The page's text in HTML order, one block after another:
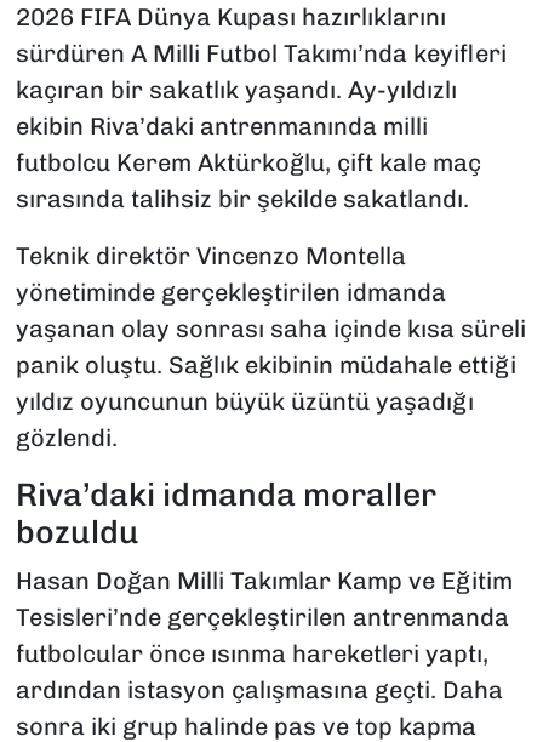
2026 FIFA Dünya Kupası hazırlıklarını
sürdüren A Milli Futbol Takımı’nda keyifleri
kaçıran bir sakatlık yaşandı. Ay-yıldızlı
ekibin Riva’daki antrenmanında milli
futbolcu Kerem Aktürkoğlu, çift kale maç
sırasında talihsiz bir şekilde sakatlandı.
Teknik direktör Vincenzo Montella
yönetiminde gerçekleştirilen idmanda
yaşanan olay sonrası saha içinde kısa süreli
panik oluştu. Sağlık ekibinin müdahale ettiği
yıldız oyuncunun büyük üzüntü yaşadığı
gözlendi.
Riva’daki idmanda moraller
bozuldu
Hasan Doğan Milli Takımlar Kamp ve Eğitim
Tesisleri’nde gerçekleştirilen antrenmanda
futbolcular önce ısınma hareketleri yaptı,
ardından istasyon çalışmasına geçti. Daha
sonra iki grup halinde pas ve top kapma